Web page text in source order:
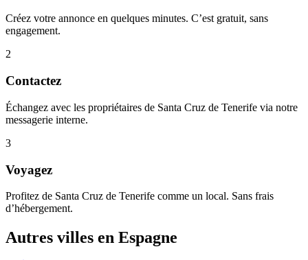
Créez votre annonce en quelques minutes. C’est gratuit, sans
engagement.
2
Contactez
Échangez avec les propriétaires de Santa Cruz de Tenerife via notre
messagerie interne.
3
Voyagez
Profitez de Santa Cruz de Tenerife comme un local. Sans frais
d’hébergement.
Autres villes en Espagne